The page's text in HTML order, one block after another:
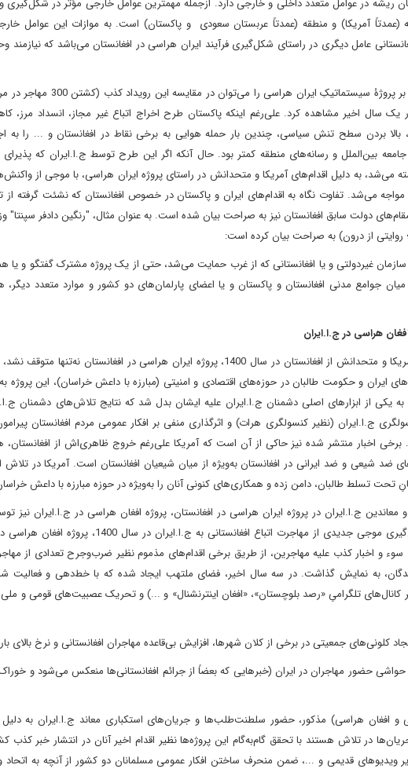
ریشه در عوامل متعدد داخلی و خارجی دارد. ازجمله مهمترین عوامل خارجی مؤثر در
(عمدتاً آﻣﺮﯾﮑﺎ) و ﻣﻨﻄﻘﻪ (عمدتاً ﻋﺮﺑﺴﺘﺎن ﺳﻌﻮدی و ﭘﺎﮐﺴﺘﺎن) است. به موازات این عوامل
ﻋﺎﻣﻞ دﯾﮕﺮی در راﺳﺘﺎی شکل‌گیری ﻓﺮآﯾﻨﺪ اﯾﺮان ﻫﺮاﺳﯽ در اﻓﻐﺎﻧﺴﺘﺎن می‌باشد که
یک سال اخیر مشاهده کرد. علی‌رغم اینکه پاکستان طرح اخراج اتباع غیر مجاز، انسداد مرز،
بالا بردن سطح تنش سیاسی، چندین بار حمله هوایی به برخی نقاط در افغانستان و ... را
بین‌الملل و رسانه‌های منطقه کمتر بود. حال آنکه اگر این طرح توسط ج.ا.ایران که پذیرای
می‌شد، به دلیل اقدام‌های آمریکا و متحدانش در راستای پروژه ایران هراسی، با موجی از
می‌شد. تفاوت نگاه به اقدام‌های ایران و پاکستان در خصوص افغانستان که نشئت گرفته از
دولت سابق افغانستان نیز به صراحت بیان شده است. به عنوان مثال، "رنگین دادفر سپنتا"
از درون) به صراحت بیان کرده است:
غیردولتی و یا افغانستانی که از غرب حمایت می‌شد، حتی از یک پروژه مشترک گفتگو و یا
جوامع مدنی افغانستان و پاکستان و یا اعضای پارلمان‌های دو کشور و موارد متعدد دیگر،
هراسی در ج.ا.ایران
پس از خروج ظاهراً نظامی آمریکا و متحدانش از افغانستان در سال 1400، پروژه ایران هراسی
ایران و حکومت طالبان در حوزه‌های اقتصادی و امنیتی (مبارزه با داعش خراسان)، این پروژه
ﺑﻪ ﯾﮑﯽ از اﺑﺰارﻫﺎی اصلی دﺷﻤﻨﺎن ج.ا.اﯾﺮان علیه ایشان ﺑﺪل ﺷﺪ که نتایج تلاش‌های دشمنان
ج.ا.ایران (نظیر کنسولگری هرات) و اثرگذاری منفی بر افکار عمومی مردم افغانستان
اخبار منتشر شده نیز حاکی از آن است که آﻣﺮﯾﮑﺎ علی‌رغم خروج ظاهری‌اش از افغانستان،
ﺿﺪ ﺷﯿﻌﯽ و ﺿﺪ اﯾﺮاﻧﯽ در اﻓﻐﺎﻧﺴﺘﺎن به‌ویژه از میان شیعیان افغانستان است. آمریکا در
تحت تسلط طالبان، داﻣﻦ زده و همکاری‌های کنونی آنان را به‌ویژه در حوزه مبارزه با داعش
ج.ا.ایران در پروژه ایران هراسی در افغانستان، پروژه افغان هراسی در ج.ا.ایران نیز
دهه اخیر به‌ویژه پس از شکل‌گیری موجی جدیدی از مهاجرت
سوء و اخبار کذب علیه مهاجرین، از طریق برخی اقدام‌های مذموم نظیر ضرب‌وجرح تعدادی از
به نمایش گذاشت. در سه سال اخیر، فضای ملتهب ایجاد شده که با خط‌دهی و فعالیت
کانال‌های تلگرامیِ «رصد بلوچستان»، «افغان اینترنشنال» و ...) و تحریک عصبیت‌های قومی و
و حواشی حضور مهاجران در ایران (خبر‌هایی که بعضاً از جرائم افغانستانی‌ها منعکس می‌شود و
و افغان هراسی) مذکور، حضور سلطنت‌طلب‌ها و جریان‌های استکباری معاند ج.ا.ایران به
ویدیوهای قدیمی و ...، ضمن منحرف ساختن افکار عمومی مسلمانان دو کشور از آنچه به